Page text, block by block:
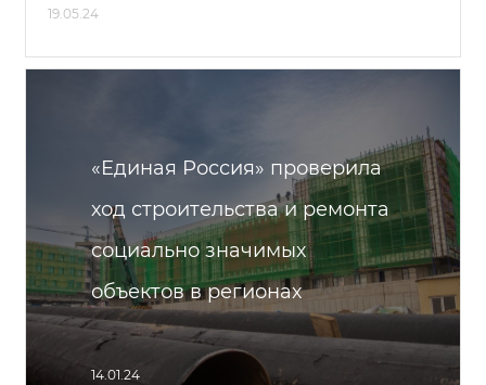
19.05.24
«Единая Россия» проверила
ход строительства и ремонта
социально значимых
объектов в регионах
14.01.24